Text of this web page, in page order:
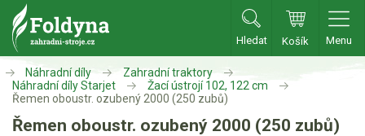
Hledat Košík Menu
Zahradní traktory
Zahradní traktory
Náhradní díly
Zahradní traktory
Náhradní díly Starjet
Žací ústrojí 102, 122 cm
Řemen oboustr. ozubený 2000 (250 zubů)
Řemen oboustr. ozubený 2000 (250 zubů)